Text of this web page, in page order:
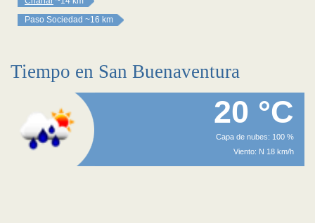
Paso Sociedad ~16 km
Tiempo en San Buenaventura
20 °C
Capa de nubes: 100 %
Viento: N 18 km/h